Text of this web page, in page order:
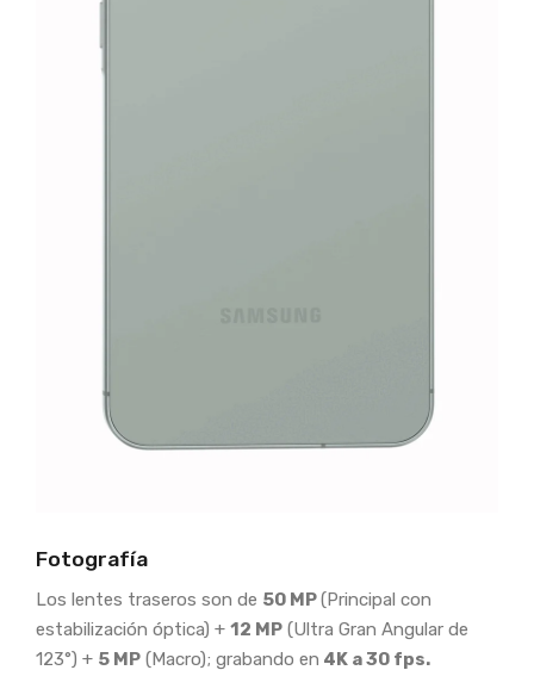
Fotografía
Los lentes traseros son de 50 MP(Principal con
estabilización óptica) + 12 MP (Ultra Gran Angular de
123°) + 5 MP (Macro); grabando en 4K a 30 fps.